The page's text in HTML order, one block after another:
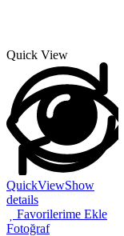
Quick View
QuickViewShow
details
Favorilerime Ekle
Fotoğraf